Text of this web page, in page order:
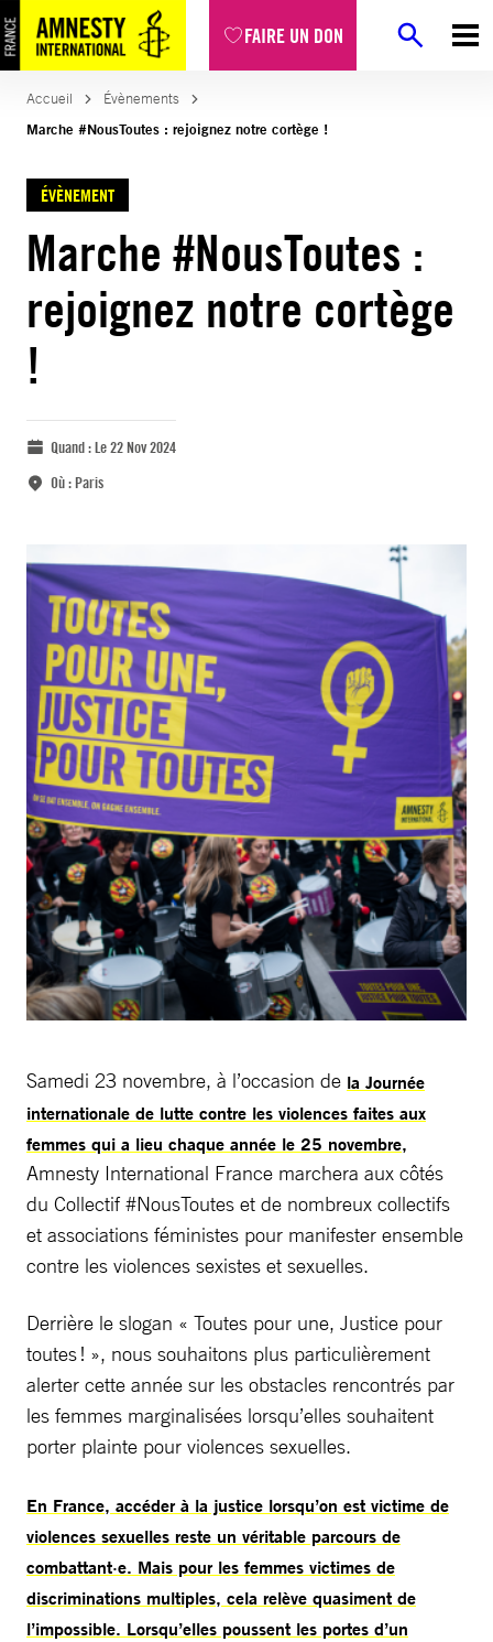
FAIRE UN DON
Accueil
Évènements
Marche #NousToutes : rejoignez notre cortège !
ÉVÈNEMENT
Marche #NousToutes :
rejoignez notre cortège
!
Quand :Le 22 Nov 2024
Où :Paris
Samedi 23 novembre, à l’occasion de la Journée
internationale de lutte contre les violences faites aux
femmes qui a lieu chaque année le 25 novembre,
Amnesty International France marchera aux côtés
du Collectif #NousToutes et de nombreux collectifs
et associations féministes pour manifester ensemble
contre les violences sexistes et sexuelles.
Derrière le slogan « Toutes pour une, Justice pour
toutes ! », nous souhaitons plus particulièrement
alerter cette année sur les obstacles rencontrés par
les femmes marginalisées lorsqu’elles souhaitent
porter plainte pour violences sexuelles.
En France, accéder à la justice lorsqu’on est victime de
violences sexuelles reste un véritable parcours de
combattant·e. Mais pour les femmes victimes de
discriminations multiples, cela relève quasiment de
l’impossible. Lorsqu’elles poussent les portes d’un